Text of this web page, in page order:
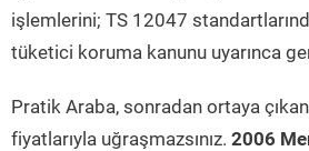
işlemlerini; TS 12047
tüketici koruma kanunu uyarınca
Pratik Araba, sonradan ortaya
fiyatlarıyla uğraşmazsınız. 2006